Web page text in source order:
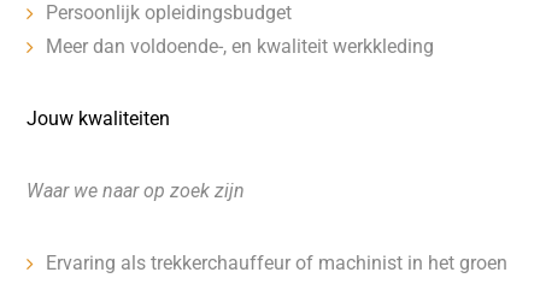
Persoonlijk opleidingsbudget
Meer dan voldoende-, en kwaliteit werkkleding
Jouw kwaliteiten
Waar we naar op zoek zijn
Ervaring als trekkerchauffeur of machinist in het groen